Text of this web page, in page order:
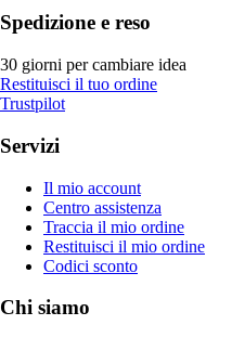
Spedizione e reso
30 giorni per cambiare idea
Restituisci il tuo ordine
Trustpilot
Servizi
Il mio account
Centro assistenza
Traccia il mio ordine
Restituisci il mio ordine
Codici sconto
Chi siamo